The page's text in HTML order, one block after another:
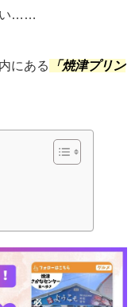
い……
にある
「焼津プリン